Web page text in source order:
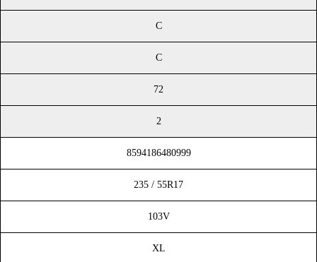
C
C
72
2
8594186480999
235 / 55R17
103V
XL